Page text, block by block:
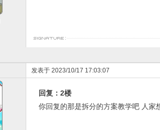
发表于 2023/10/17 17:03:07
回复：2楼
你回复的那是拆分的方案教学吧 人